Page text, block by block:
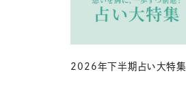
2026年下半期占い大特集